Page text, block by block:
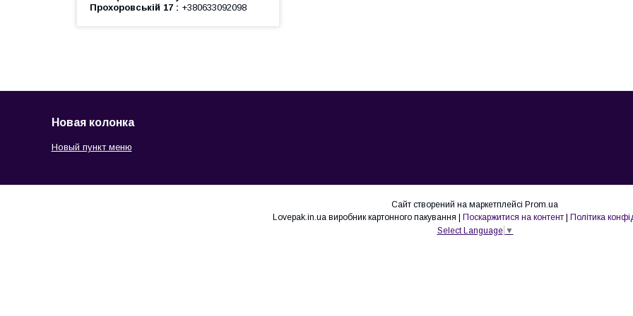
Прохоровській 17
+380633092098
Новая колонка
Новый пункт меню
Сайт створений на маркетплейсі Prom.ua
Lovepak.in.ua виробник картонного пакування | Поскаржитися на контент | Політика
Select Language ▼